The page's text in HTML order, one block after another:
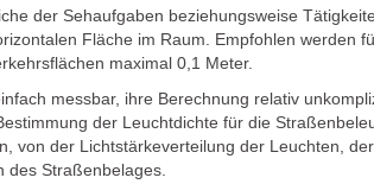
der Sehaufgaben beziehungsweise
Fläche im Raum. Empfohlen werden
maximal 0,1 Meter.
messbar, ihre Berechnung relativ
der Leuchtdichte für die
von der Lichtstärkeverteilung der Leuchten,
des Straßenbelages.